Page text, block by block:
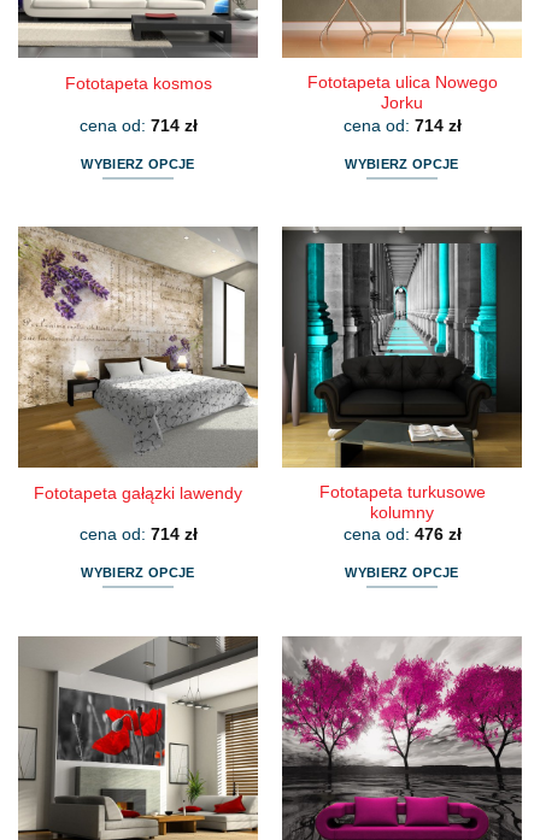
stronie
produktu
stronie
produktu
Fototapeta kosmos
cena od: 714 zł
WYBIERZ OPCJE
wiele
wariantów.
Opcje
można
wybrać
na
stronie
produktu
Fototapeta ulica Nowego
Jorku
cena od: 714 zł
WYBIERZ OPCJE
ma
wiele
wariantów.
Opcje
można
stronie
produktu
Fototapeta gałązki lawendy
cena od: 714 zł
WYBIERZ OPCJE
ma
wiele
wariantów.
Opcje
można
wybrać
stronie
Fototapeta turkusowe
kolumny
cena od: 476 zł
WYBIERZ OPCJE
ma
wiele
wariantów.
Opcje
można
wybrać
na
stronie